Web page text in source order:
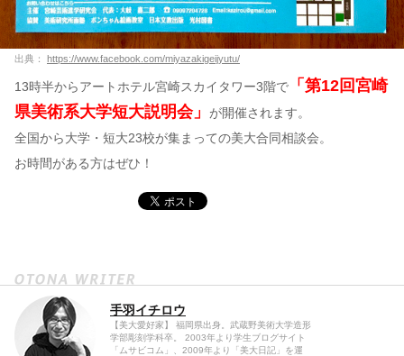
出典： https://www.facebook.com/miyazakigeijyutu/
13時半からアートホテル宮崎スカイタワー3階で
「第12回宮崎
県美術系大学短大説明会」
が開催されます。
全国から大学・短大23校が集まっての美大合同相談会。
お時間がある方はぜひ！
手羽イチロウ
【美大愛好家】 福岡県出身。武蔵野美術大学造形
学部彫刻学科卒。 2003年より学生ブログサイト
「ムサビコム」、2009年より「美大日記」を運